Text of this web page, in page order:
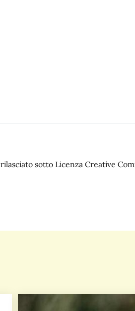
sotto Licenza Creative